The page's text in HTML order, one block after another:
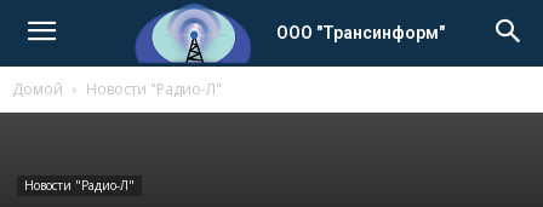
ООО "Трансинформ"
Домой Новости "Радио-Л"
Новости "Радио-Л"